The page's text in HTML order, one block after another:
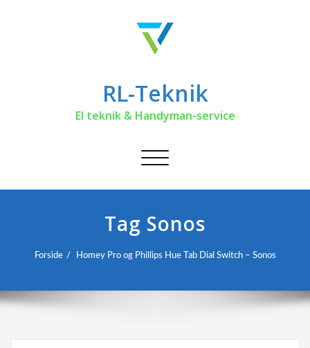
RL-Teknik
El teknik & Handyman-service
Toggle
Tag Sonos
Forside Homey Pro og Phillips Hue Tab Dial Switch – Sonos